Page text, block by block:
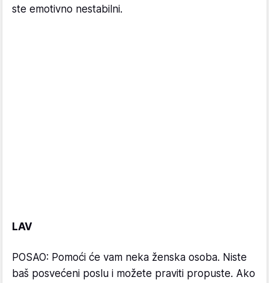
ste emotivno nestabilni.
LAV
POSAO: Pomoći će vam neka ženska osoba. Niste
baš posvećeni poslu i možete praviti propuste. Ako